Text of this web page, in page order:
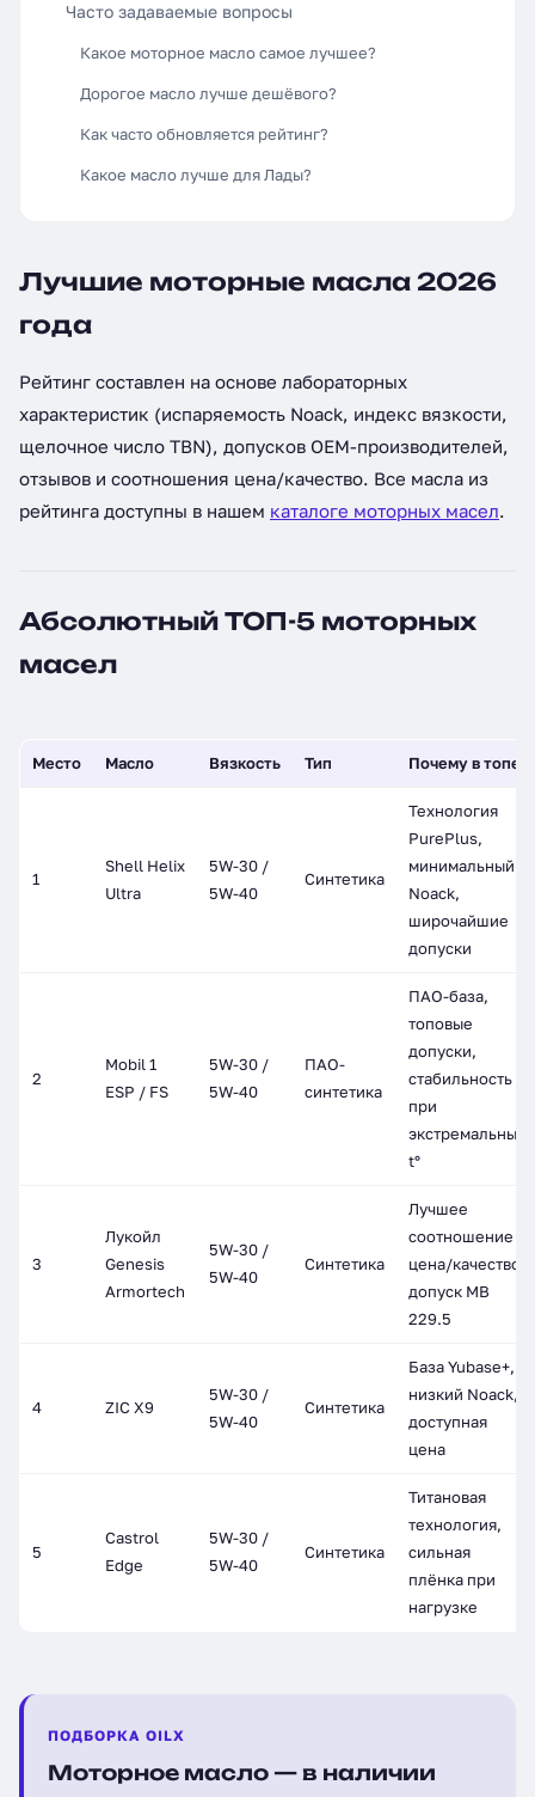
Часто задаваемые вопросы
Какое моторное масло самое лучшее?
Дорогое масло лучше дешёвого?
Как часто обновляется рейтинг?
Какое масло лучше для Лады?
Лучшие моторные масла 2026
года
Рейтинг составлен на основе лабораторных
характеристик (испаряемость Noack, индекс вязкости,
щелочное число TBN), допусков OEM-производителей,
отзывов и соотношения цена/качество. Все масла из
рейтинга доступны в нашем каталоге моторных масел.
Абсолютный ТОП-5 моторных
масел
Место Масло Вязкость Тип Почему в топе
1
Shell Helix
Ultra
5W-30 /
5W-40
Синтетика
Технология
PurePlus,
минимальный
Noack,
широчайшие
допуски
2
Mobil 1
ESP / FS
5W-30 /
5W-40
ПАО-
синтетика
ПАО-база,
топовые
допуски,
стабильность
при
экстремальных
t°
3
Лукойл
Genesis
Armortech
5W-30 /
5W-40
Синтетика
Лучшее
соотношение
цена/качество,
допуск MB
229.5
4 ZIC X9
5W-30 /
5W-40
Синтетика
База Yubase+,
низкий Noack,
доступная
цена
5
Castrol
Edge
5W-30 /
5W-40
Синтетика
Титановая
технология,
сильная
плёнка при
нагрузке
ПОДБОРКА OILX
Моторное масло — в наличии